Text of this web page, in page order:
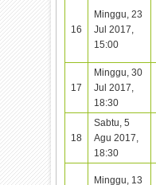
16
Minggu, 23
Jul 2017,
15:00
17
Minggu, 30
Jul 2017,
18:30
18
Sabtu, 5
Agu 2017,
18:30
Minggu, 13